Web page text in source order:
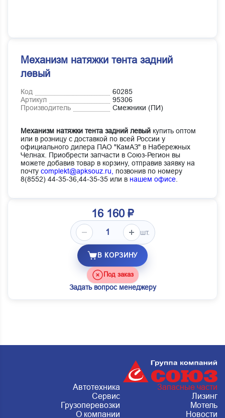
Механизм натяжки тента задний
левый
Код
60285
Артикул
95306
Производитель
Смежники (ПИ)
Механизм натяжки тента задний левый купить оптом
или в розницу с доставкой по всей России у
официального дилера ПАО "КамАЗ" в Набережных
Челнах. Приобрести запчасти в Союз-Регион вы
можете добавив товар в корзину, отправив заявку на
почту complekt@apksouz.ru,
позвонив по номеру
8(8552) 44-35-36,44-35-35 или в нашем офисе
16 160 ₽
шт.
В КОРЗИНУ
Под заказ
Задать вопрос менеджеру
Автотехника
Запасные части
Сервис
Лизинг
Грузоперевозки
Мотель
О компании
Новости